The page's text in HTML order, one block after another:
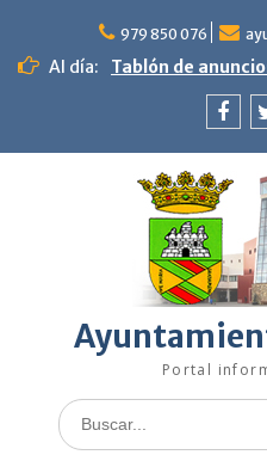
contenido
979 850 076
Al día: Tablón de
Portal
Buscar: